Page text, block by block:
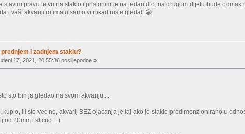
stavim pravu letvu na staklo i prislonim je na jedan dio, na drugom dijelu bude
i vaši akvariji ro imaju,samo vi nikad niste gledali 😁
i zadnjem staklu?
17, 2021, 20:55:36 poslijepodne »
sto bih ja gledao na svom akvariju....
ili sto vec ne, akvarij BEZ ojacanja je taj ako je staklo predimenzionirano u
od 20mm i slicno....)